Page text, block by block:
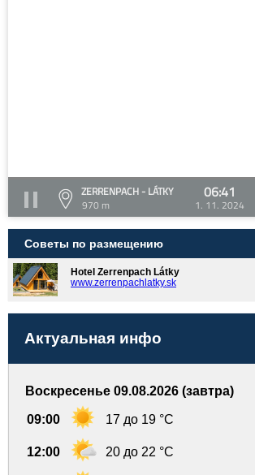
ZERRENPACH - LÁTKY
970 m
06:41
1. 11. 2024
Советы по размещению
Hotel Zerrenpach Látky
www.zerrenpachlatky.sk
Актуальная инфо
Воскресенье 09.08.2026 (завтра)
09:00 17 до 19 °C
12:00 20 до 22 °C